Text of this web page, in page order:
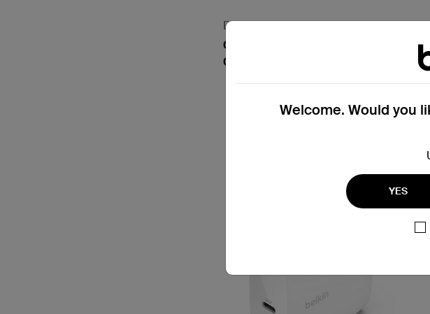
BoostCharge
Caricabatteria da parete a 3 porte
C® con PPS da 67 W
Welcome. Would you
YES